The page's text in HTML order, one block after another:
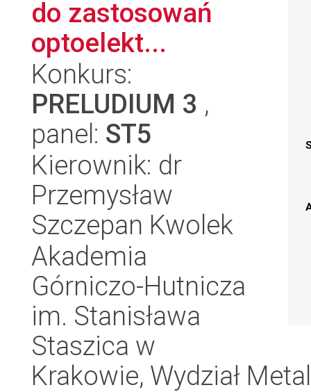
do zastosowań
optoelekt...
Konkurs:
PRELUDIUM 3 ,
panel: ST5
Kierownik: dr
Przemysław
Szczepan Kwolek
Akademia
Górniczo-Hutnicza
im. Stanisława
Staszica w
Krakowie, Wydział